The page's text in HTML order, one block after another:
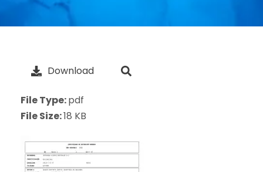
Download
File Type:pdf
File Size:18 KB